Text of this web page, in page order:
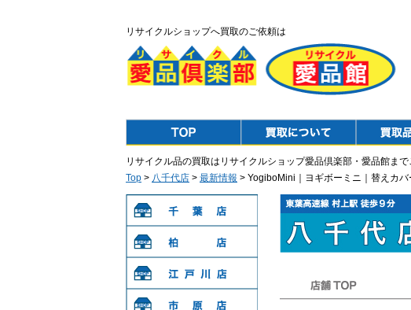
リサイクルショップへ買取のご依頼は
リサイクル品の買取はリサイクルショップ愛品倶楽部・愛品館まで
Top > 八千代店 > 最新情報 > YogiboMini｜ヨギボーミニ｜替えカ